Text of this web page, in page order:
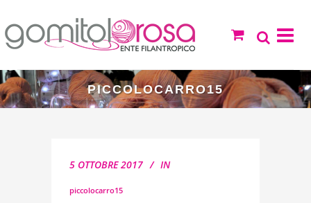
PICCOLOCARRO15
5 OTTOBRE 2017 IN
piccolocarro15